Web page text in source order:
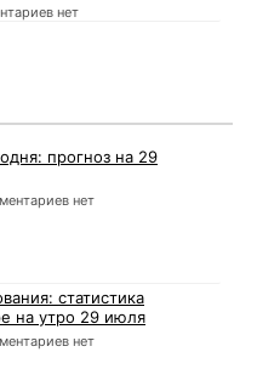
нет
прогноз на 29
нет
статистика
на утро 29 июля
нет